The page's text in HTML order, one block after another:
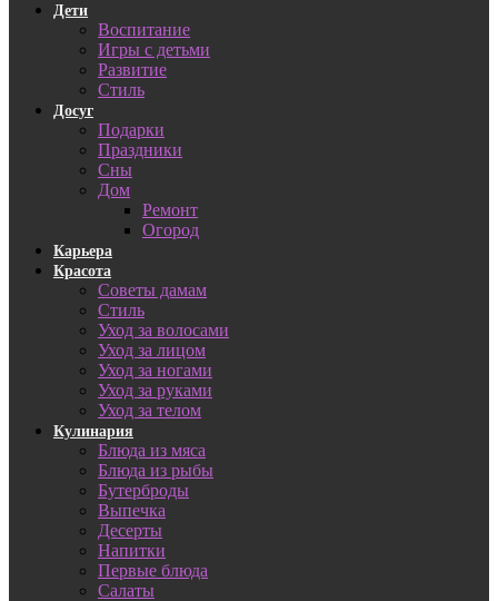
Дети
Воспитание
Игры с детьми
Развитие
Стиль
Досуг
Подарки
Праздники
Сны
Дом
Ремонт
Огород
Карьера
Красота
Советы дамам
Стиль
Уход за волосами
Уход за лицом
Уход за ногами
Уход за руками
Уход за телом
Кулинария
Блюда из мяса
Блюда из рыбы
Бутерброды
Выпечка
Десерты
Напитки
Первые блюда
Салаты